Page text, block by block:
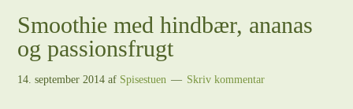
Smoothie med hindbær, ananas
og passionsfrugt
14. september 2014 af Spisestuen Skriv kommentar